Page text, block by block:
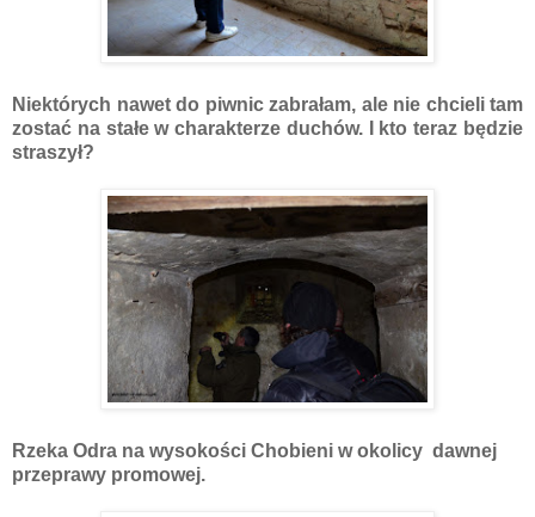
Niektórych nawet do piwnic zabrałam, ale nie chcieli tam
zostać na stałe w charakterze duchów. I kto teraz będzie
straszył?
Rzeka Odra na wysokości Chobieni w okolicy dawnej
przeprawy promowej.